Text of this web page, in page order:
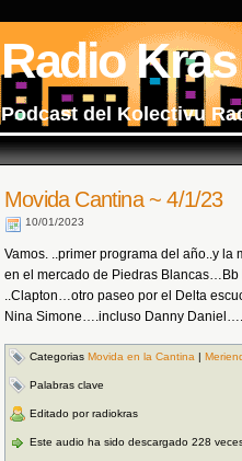
Radio
Podcast del Kolectivu
Movida Cantina ~ 4/1/23
10/01/2023
Vamos. ..primer programa del año..y
en el mercado de Piedras Blancas…Bb
..Clapton…otro paseo por el Delta
Nina Simone….incluso Danny
Categorias Movida en la Cantina |
Palabras clave
Editado por radiokras
Este audio ha sido descargado 228